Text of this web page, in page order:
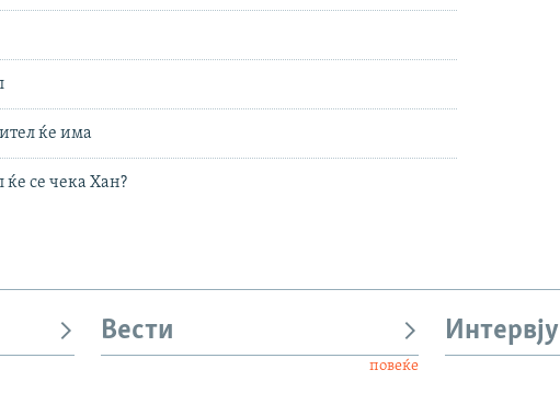
ќе има
ќе се чека Хан?
Вести
повеќе
Интервју